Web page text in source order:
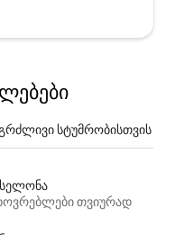
სტუმრობისთვის
თვიურად